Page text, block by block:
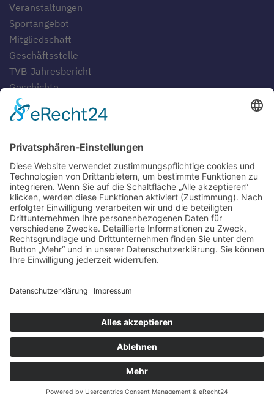
Veranstaltungen
Sportangebot
Mitgliedschaft
Geschäftsstelle
TVB-Jahresbericht
Geschichte
Gaststätten
Blog
Downloads
Fotogalerien
Links
Anfahrt
Tippspiel
Datenschutzerklärung
© 2025 Turnverein Bissingen e.V.. Alle Rechte vorbehalten.